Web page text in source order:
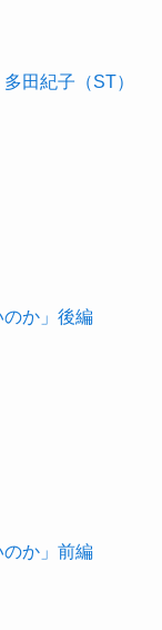
田紀子（ST）
のか」後編
のか」前編